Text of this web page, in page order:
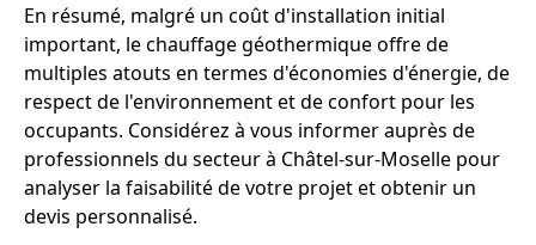
En résumé, malgré un coût d'installation initial
important, le chauffage géothermique offre de
multiples atouts en termes d'économies d'énergie, de
respect de l'environnement et de confort pour les
occupants. Considérez à vous informer auprès de
professionnels du secteur à Châtel-sur-Moselle pour
analyser la faisabilité de votre projet et obtenir un
devis personnalisé.